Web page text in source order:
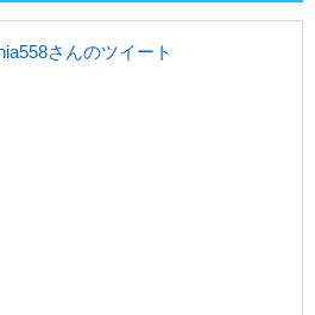
さんのツイート